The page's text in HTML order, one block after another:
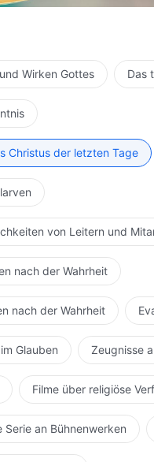
Wirken Gottes Das
Christus der letzten Tage
von Leitern und
nach der Wahrheit
nach der Wahrheit
Glauben Zeugnisse
Filme über religiöse
Serie an Bühnenwerken